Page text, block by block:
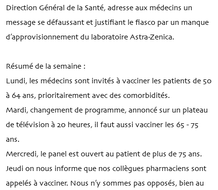
Direction Général de la Santé, adresse aux médecins un
message se défaussant et justifiant le fiasco par un manque
d’approvisionnement du laboratoire Astra-Zenica.
Résumé de la semaine :
Lundi, les médecins sont invités à vacciner les patients de 50
à 64 ans, prioritairement avec des comorbidités.
Mardi, changement de programme, annoncé sur un plateau
de télévision à 20 heures, il faut aussi vacciner les 65 - 75
ans.
Mercredi, le panel est ouvert au patient de plus de 75 ans.
Jeudi on nous informe que nos collègues pharmaciens sont
appelés à vacciner. Nous n’y sommes pas opposés, bien au